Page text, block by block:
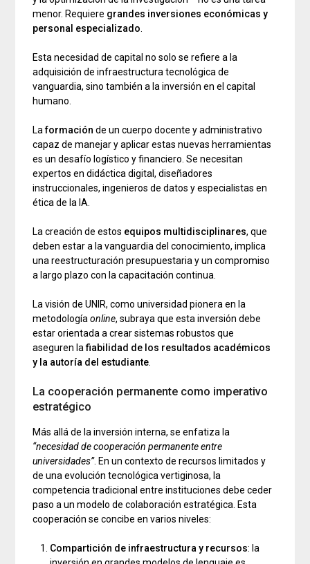
menor. Requiere grandes inversiones económicas y
personal especializado.
Esta necesidad de capital no solo se refiere a la
adquisición de infraestructura tecnológica de
vanguardia, sino también a la inversión en el capital
humano.
Laformación de un cuerpo docente y administrativo
capaz de manejar y aplicar estas nuevas herramientas
es un desafío logístico y financiero. Se necesitan
expertos en didáctica digital, diseñadores
instruccionales, ingenieros de datos y especialistas en
ética de la IA.
La creación de estos equipos multidisciplinares, que
deben estar a la vanguardia del conocimiento, implica
una reestructuración presupuestaria y un compromiso
a largo plazo con la capacitación continua.
La visión de UNIR, como universidad pionera en la
metodologíaonline, subraya que esta inversión debe
estar orientada a crear sistemas robustos que
aseguren lafiabilidad de los resultados académicos
y la autoría del estudiante.
La cooperación permanente como imperativo
estratégico
Más allá de la inversión interna, se enfatiza la
“necesidad de cooperación permanente entre
universidades”. En un contexto de recursos limitados y
de una evolución tecnológica vertiginosa, la
competencia tradicional entre instituciones debe ceder
paso a un modelo de colaboración estratégica. Esta
cooperación se concibe en varios niveles:
Compartición de infraestructura y recursos: la